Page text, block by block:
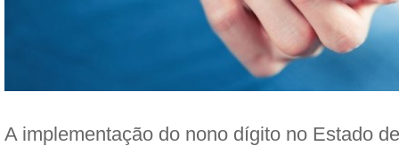
A implementação do nono dígito no Estado